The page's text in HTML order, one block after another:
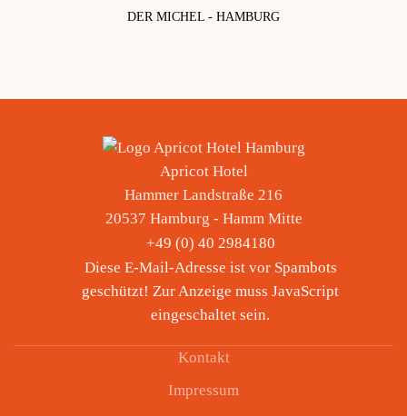
DER MICHEL - HAMBURG
Apricot Hotel
Hammer Landstraße 216
20537 Hamburg - Hamm Mitte
+49 (0) 40 2984180
Diese E-Mail-Adresse ist vor Spambots
geschützt! Zur Anzeige muss JavaScript
eingeschaltet sein.
Kontakt
Impressum